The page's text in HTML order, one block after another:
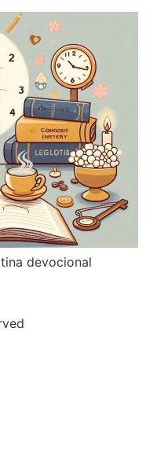
devocional